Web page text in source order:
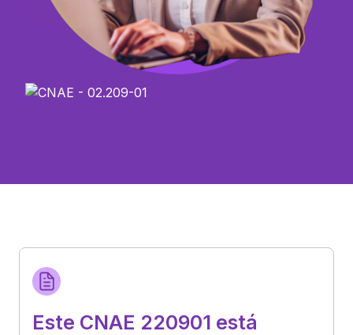
Este CNAE 220901 está